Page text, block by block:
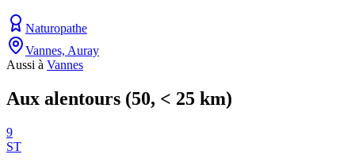
Naturopathe
Vannes, Auray
Aussi à Vannes
Aux alentours (50, < 25 km)
9
ST